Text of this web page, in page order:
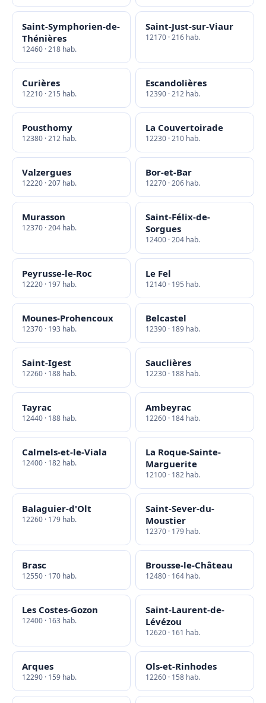
Saint-Symphorien-de-
Thénières
12460 · 218 hab.
Saint-Just-sur-Viaur
12170 · 216 hab.
Curières
12210 · 215 hab.
Escandolières
12390 · 212 hab.
Pousthomy
12380 · 212 hab.
La Couvertoirade
12230 · 210 hab.
Valzergues
12220 · 207 hab.
Bor-et-Bar
12270 · 206 hab.
Murasson
12370 · 204 hab.
Saint-Félix-de-
Sorgues
12400 · 204 hab.
Peyrusse-le-Roc
12220 · 197 hab.
Le Fel
12140 · 195 hab.
Mounes-Prohencoux
12370 · 193 hab.
Belcastel
12390 · 189 hab.
Saint-Igest
12260 · 188 hab.
Sauclières
12230 · 188 hab.
Tayrac
12440 · 188 hab.
Ambeyrac
12260 · 184 hab.
Calmels-et-le-Viala
12400 · 182 hab.
La Roque-Sainte-
Marguerite
12100 · 182 hab.
Balaguier-d'Olt
12260 · 179 hab.
Saint-Sever-du-
Moustier
12370 · 179 hab.
Brasc
12550 · 170 hab.
Brousse-le-Château
12480 · 164 hab.
Les Costes-Gozon
12400 · 163 hab.
Saint-Laurent-de-
Lévézou
12620 · 161 hab.
Arques
12290 · 159 hab.
Ols-et-Rinhodes
12260 · 158 hab.